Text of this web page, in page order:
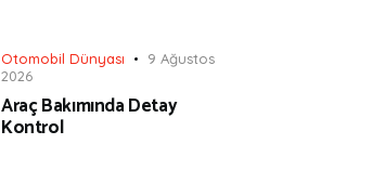
Otomobil Dünyası
9 Ağustos
2026
Araç Bakımında Detay
Kontrol